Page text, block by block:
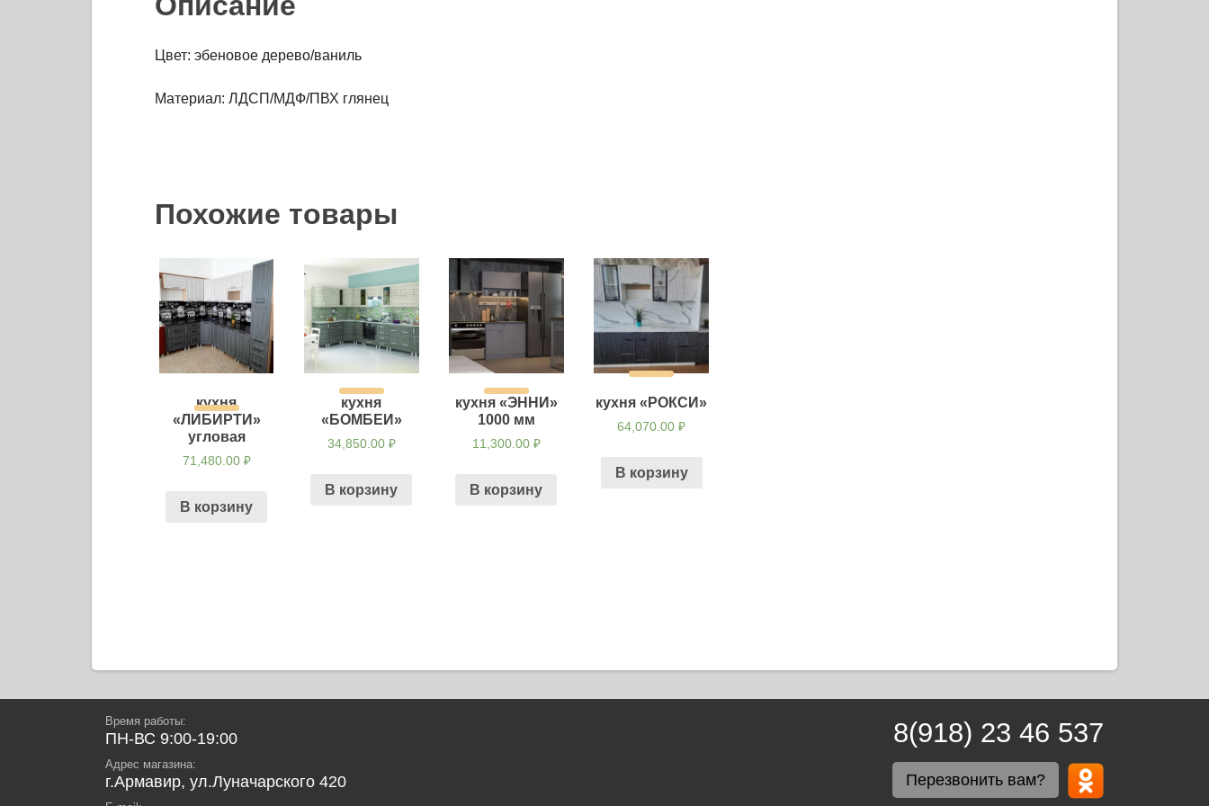
Цвет: эбеновое дерево/ваниль
Материал: ЛДСП/МДФ/ПВХ глянец
Похожие товары
кухня
«ЛИБИРТИ»
угловая
71,480.00 ₽
В корзину
кухня
«БОМБЕИ»
34,850.00 ₽
В корзину
кухня «ЭННИ»
1000 мм
11,300.00 ₽
В корзину
кухня «РОКСИ»
64,070.00₽
В корзину
по
записям
Время работы:
ПН-ВС 9:00-19:00
Адрес магазина:
г.Армавир, ул.Луначарского 420
8(918) 23 46 537
Перезвонить вам?